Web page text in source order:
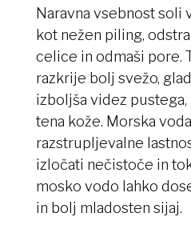
Naravna vsebnost
kot nežen piling,
celice in odmaši pore.
razkrije bolj svežo,
izboljša videz
tena kože. Morska
razstrupljevalne
izločati nečistoče in
mosko vodo lahko
in bolj mladosten sijaj.